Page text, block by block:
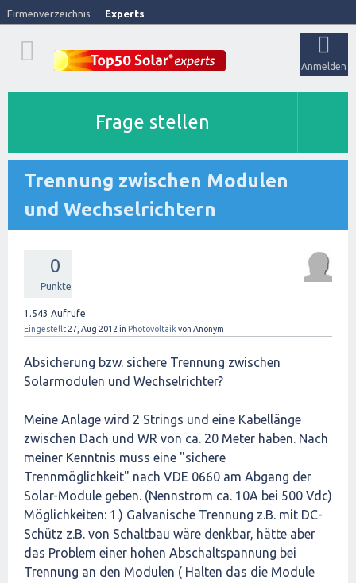
Firmenverzeichnis Experts
Anmelden
Frage stellen
Trennung zwischen Modulen
und Wechselrichtern
0
Punkte
1.543 Aufrufe
Eingestellt 27, Aug 2012 in Photovoltaik von Anonym
Absicherung bzw. sichere Trennung zwischen
Solarmodulen und Wechselrichter?
Meine Anlage wird 2 Strings und eine Kabellänge
zwischen Dach und WR von ca. 20 Meter haben. Nach
meiner Kenntnis muss eine "sichere
Trennmöglichkeit" nach VDE 0660 am Abgang der
Solar-Module geben. (Nennstrom ca. 10A bei 500 Vdc)
Möglichkeiten: 1.) Galvanische Trennung z.B. mit DC-
Schütz z.B. von Schaltbau wäre denkbar, hätte aber
das Problem einer hohen Abschaltspannung bei
Trennung an den Modulen ( Halten das die Module